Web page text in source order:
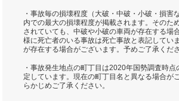
・事故毎の損壊程度（大破・中破・小破・損害
内での最大の損壊程度が掲載されます。そのた
されていても、中破や小破の車両が存在する場
様に死亡者のいる事故は死亡事故と表記してい
が存在する場合がございます。予めご了承くださ
・事故発生地点の町丁目は2020年国勢調査時点
定しています。現在の町丁目名と異なる場合が
らかじめご了承ください。